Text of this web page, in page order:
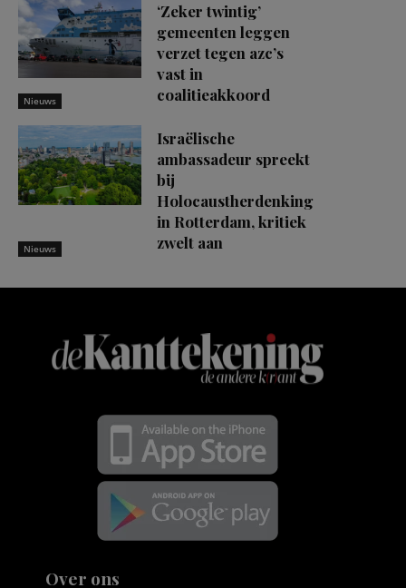
Nieuws
‘Zeker twintig’
gemeenten leggen
verzet tegen azc’s
vast in
coalitieakkoord
Nieuws
Israëlische
ambassadeur spreekt
bij
Holocaustherdenking
in Rotterdam, kritiek
zwelt aan
Over ons